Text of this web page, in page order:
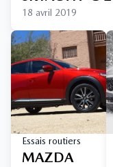
18 avril 2019
Essais routiers
MAZDA